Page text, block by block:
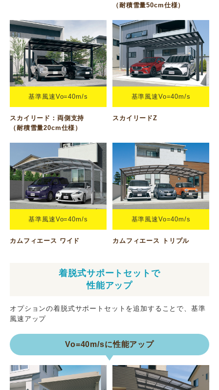
（耐積雪量50cm仕様）
基準風速Vo=40m/s
スカイリード：両側支持
（耐積雪量20cm仕様）
基準風速Vo=40m/s
スカイリードZ
基準風速Vo=40m/s
カムフィエース ワイド
基準風速Vo=40m/s
カムフィエース トリプル
着脱式サポートセットで
性能アップ
オプションの着脱式サポートセットを追加することで、基準
風速アップ
Vo=40m/sに性能アップ